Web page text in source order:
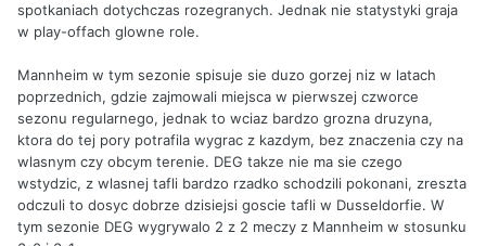
spotkaniach dotychczas rozegranych. Jednak nie statystyki graja
w play-offach glowne role.
Mannheim w tym sezonie spisuje sie duzo gorzej niz w latach
poprzednich, gdzie zajmowali miejsca w pierwszej czworce
sezonu regularnego, jednak to wciaz bardzo grozna druzyna,
ktora do tej pory potrafila wygrac z kazdym, bez znaczenia czy na
wlasnym czy obcym terenie. DEG takze nie ma sie czego
wstydzic, z wlasnej tafli bardzo rzadko schodzili pokonani, zreszta
odczuli to dosyc dobrze dzisiejsi goscie tafli w Dusseldorfie. W
tym sezonie DEG wygrywalo 2 z 2 meczy z Mannheim w stosunku